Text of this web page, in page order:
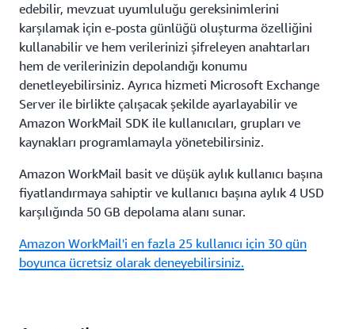
edebilir, mevzuat uyumluluğu gereksinimlerini
karşılamak için e-posta günlüğü oluşturma özelliğini
kullanabilir ve hem verilerinizi şifreleyen anahtarları
hem de verilerinizin depolandığı konumu
denetleyebilirsiniz. Ayrıca hizmeti Microsoft Exchange
Server ile birlikte çalışacak şekilde ayarlayabilir ve
Amazon WorkMail SDK ile kullanıcıları, grupları ve
kaynakları programlamayla yönetebilirsiniz.
Amazon WorkMail basit ve düşük aylık kullanıcı başına
fiyatlandırmaya sahiptir ve kullanıcı başına aylık 4 USD
karşılığında 50 GB depolama alanı sunar.
Amazon WorkMail'i en fazla 25 kullanıcı için 30 gün
boyunca ücretsiz olarak deneyebilirsiniz.